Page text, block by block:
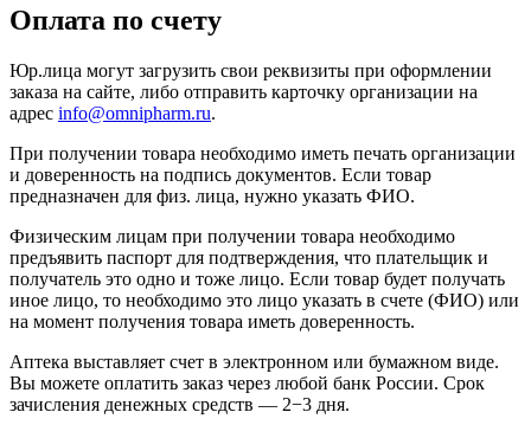
Оплата по счету
Юр.лица могут загрузить свои реквизиты при оформлении
заказа на сайте, либо отправить карточку организации на
адрес info@omnipharm.ru.
При получении товара необходимо иметь печать организации
и доверенность на подпись документов. Если товар
предназначен для физ. лица, нужно указать ФИО.
Физическим лицам при получении товара необходимо
предъявить паспорт для подтверждения, что плательщик и
получатель это одно и тоже лицо. Если товар будет получать
иное лицо, то необходимо это лицо указать в счете (ФИО) или
на момент получения товара иметь доверенность.
Аптека выставляет счет в электронном или бумажном виде.
Вы можете оплатить заказ через любой банк России. Срок
зачисления денежных средств — 2−3 дня.